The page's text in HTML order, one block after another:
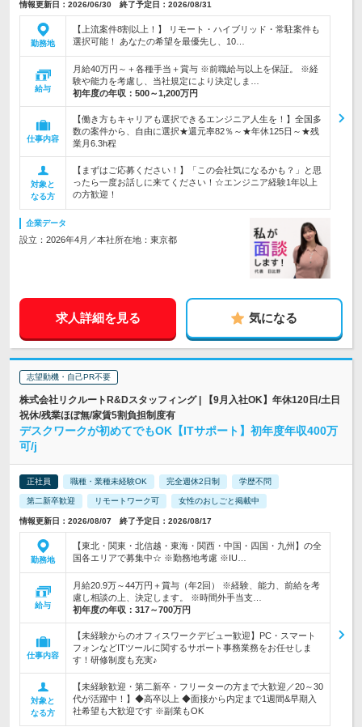
情報更新日：2026/06/30 終了予定日：2026/08/31
勤務地
【上流案件8割以上！】 リモート・ハイブリッド・常駐案件も
選択可能！ あなたの希望を最優先し、10…
給与
月給40万円～＋各種手当＋賞与 ※前職給与以上を保証。 ※経
験や能力を考慮し、当社規定により決定しま…
初年度の年収： 500～1,200万円
仕事内容
【働き方もキャリアも選択できるエンジニア人生を！】全国多
数の案件から、自由に選択★還元率82％～★年休125日～★残
業月6.3h程
対象と
なる方
【まずはご応募ください！】「この会社気になるかも？」と思
ったら一度お話しに来てください！☆エンジニア経験1年以上
の方歓迎！
企業データ
設立：2026年4月／本社所在地：東京都
求人詳細を見る 気になる
志望動機・自己PR不要
株式会社リクルートR&Dスタッフィング | 【9月入社OK】年休120日/土日
祝休/残業ほぼ無/家賃5割負担制度有
デスクワークが初めてでもOK【ITサポート】初年度年収400万
可/j
正社員 職種・業種未経験OK 完全週休2日制 学歴不問
第二新卒歓迎 リモートワーク可 女性のおしごと掲載中
情報更新日：2026/08/07 終了予定日：2026/08/17
勤務地
【東北・関東・北信越・東海・関西・中国・四国・九州】の全
国各エリアで募集中☆ ※勤務地考慮 ※IU…
給与
月給20.9万～44万円＋賞与（年2回） ※経験、能力、前給を考
慮し相談の上、決定します。 ※時間外手当支…
初年度の年収： 317～700万円
仕事内容
【未経験からのオフィスワークデビュー歓迎】PC・スマート
フォンなどITツールに関するサポート事務業務をお任せしま
す！研修制度も充実♪
対象と
なる方
【未経験歓迎・第二新卒・フリーターの方まで大歓迎／20～30
代が活躍中！】◆高卒以上 ◆面接から内定まで1週間&早期入
社希望も大歓迎です ※副業もOK